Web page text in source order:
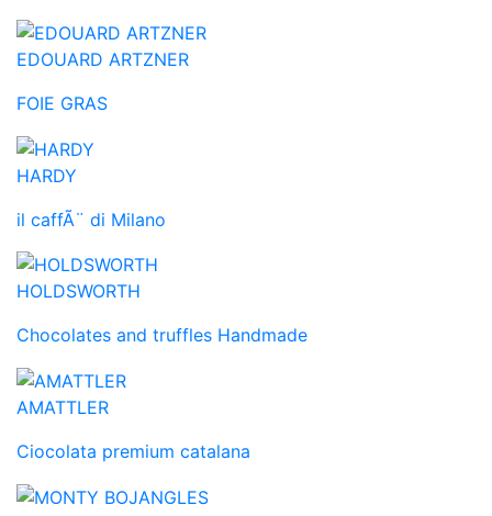
EDOUARD ARTZNER
FOIE GRAS
HARDY
il caffÃ¨ di Milano
HOLDSWORTH
Chocolates and truffles Handmade
AMATTLER
Ciocolata premium catalana